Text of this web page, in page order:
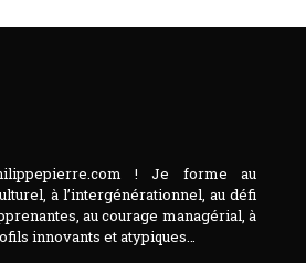
! Je forme au
à l’intergénérationnel, au défi
au courage managérial, à
innovants et atypiques…